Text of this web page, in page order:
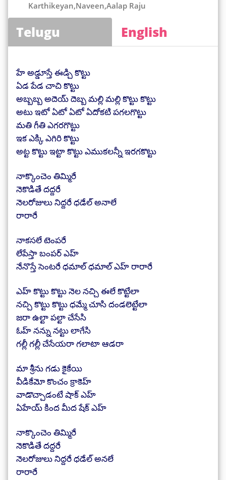
Karthikeyan,Naveen,Aalap Raju
Telugu English
హే అడ్డూస్తే ఈడ్చి కొట్టు
ఏడ పేడ చాచి కొట్టు
అబ్బబ్బ అదెయ్ దెబ్బ మల్లి మల్లి కొట్టు కొట్టు
అటు ఇటో ఏటో ఏటో ఏదోకటి పగలగొట్టు
మతి గీతి ఎగరగొట్టు
ఇక ఎక్కి ఎగిరి కొట్టు
అట్ట కొట్టు ఇట్టా కొట్టు ఎముకలన్నీ ఇరగకొట్టు
నాక్కొంచెం తిమ్మిరే
నెకొడితే దద్దరే
నెలరోజులు నిద్దరే ధడేల్ అనాలే
రారారే
నాకసలే టెంపరే
లేపేస్తా బంపర్ ఎహ్
నేనొస్తే సెంటరే ధమాల్ ధమాల్ ఎహ్ రారారే
ఎహ్ కొట్టు కొట్టు నెల నచ్చి ఈలే కొట్టేలా
నచ్చి కొట్టు కొట్టు ధమ్మే చూసి దండలెట్టేలా
జరా ఉల్టా పల్టా చేసేసి
ఓహ్ నన్ను నట్టు లాగేసి
గల్లీ గల్లీ చేసేయరా గలాటా ఆడరా
మా శ్రీను గడు కైకేయి
వీడికేమో కొంచం క్రాకెహ్
వాడొచ్చాడంటే షాక్ ఎహ్
ఏహేయ్ కింద మీద షేక్ ఎహ్
నాక్కొంచెం తిమ్మిరే
నెకొడితే దద్దరే
నెలరోజులు నిద్దరే ధడేల్ అనలే
రారారే